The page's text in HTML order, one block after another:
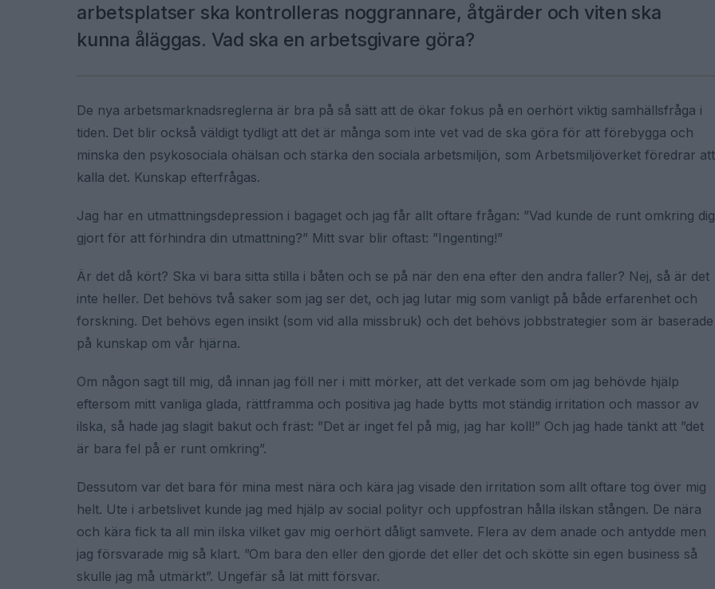
arbetsplatser ska kontrolleras noggrannare, åtgärder och viten ska
kunna åläggas. Vad ska en arbetsgivare göra?
De nya arbetsmarknadsreglerna är bra på så sätt att de ökar fokus på en oerhört viktig samhällsfråga i
tiden. Det blir också väldigt tydligt att det är många som inte vet vad de ska göra för att förebygga och
minska den psykosociala ohälsan och stärka den sociala arbetsmiljön, som Arbetsmiljöverket föredrar att
kalla det. Kunskap efterfrågas.
Jag har en utmattningsdepression i bagaget och jag får allt oftare frågan: ”Vad kunde de runt omkring dig
gjort för att förhindra din utmattning?” Mitt svar blir oftast: ”Ingenting!”
Är det då kört? Ska vi bara sitta stilla i båten och se på när den ena efter den andra faller? Nej, så är det
inte heller. Det behövs två saker som jag ser det, och jag lutar mig som vanligt på både erfarenhet och
forskning. Det behövs egen insikt (som vid alla missbruk) och det behövs jobbstrategier som är baserade
på kunskap om vår hjärna.
Om någon sagt till mig, då innan jag föll ner i mitt mörker, att det verkade som om jag behövde hjälp
eftersom mitt vanliga glada, rättframma och positiva jag hade bytts mot ständig irritation och massor av
ilska, så hade jag slagit bakut och fräst: ”Det är inget fel på mig, jag har koll!” Och jag hade tänkt att ”det
är bara fel på er runt omkring”.
Dessutom var det bara för mina mest nära och kära jag visade den irritation som allt oftare tog över mig
helt. Ute i arbetslivet kunde jag med hjälp av social polityr och uppfostran hålla ilskan stången. De nära
och kära fick ta all min ilska vilket gav mig oerhört dåligt samvete. Flera av dem anade och antydde men
jag försvarade mig så klart. ”Om bara den eller den gjorde det eller det och skötte sin egen business så
skulle jag må utmärkt”. Ungefär så lät mitt försvar.